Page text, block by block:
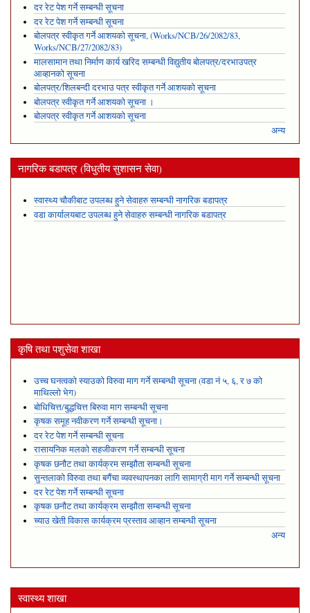
दर रेट पेश गर्ने सम्बन्धी सूचना
दर रेट पेश गर्ने सम्बन्धी सूचना
बोलपत्र स्वीकृत गर्ने आशयको सूचना, (Works/NCB/26/2082/83,
Works/NCB/27/2082/83)
मालसामान तथा निर्माण कार्य खरिद सम्बन्धी विद्युतीय बोलपत्र/दरभाउपत्र
आव्हानको सूचना
बोलपत्र/शिलबन्दी दरभाउ पत्र स्वीकृत गर्ने आशयको सूचना
बोलपत्र स्वीकृत गर्ने आशयको सूचना ।
बोलपत्र स्वीकृत गर्ने आशयको सूचना
अन्य
नागरिक बडापत्र (विधुतीय सुशासन सेवा)
स्वास्थ्य चौकीबाट उपलब्ध हुने सेवाहरु सम्बन्धी नागरिक बडापत्र
वडा कार्यालयबाट उपलब्ध हुने सेवाहरु सम्बन्धी नागरिक बडापत्र
कृषि तथा पशुसेवा शाखा
उच्च घनत्वको स्याउको विरुवा माग गर्ने सम्बन्धी सूचना (वडा नं ५, ६, र ७ को
माथिल्लो भेग)
बोधिचित्त/बुद्धचित्त बिरुवा माग सम्बन्धी सूचना
कृषक समूह नवीकरण गर्ने सम्बन्धी सूचना।
दर रेट पेश गर्ने सम्बन्धी सूचना
रासायनिक मलको सहजीकरण गर्ने सम्बन्धी सूचना
कृषक छनौट तथा कार्यक्रम सम्झौता सम्बन्धी सूचना
सुन्तलाको विरुवा तथा बगैंचा व्यवस्थापनका लागि सामाग्री माग गर्ने सम्बन्धी सूचना
दर रेट पेश गर्ने सम्बन्धी सूचना
कृषक छनौट तथा कार्यक्रम सम्झौता सम्बन्धी सूचना
च्याउ खेती विकास कार्यक्रम प्रस्ताव आव्हान सम्बन्धी सूचना
अन्य
स्वास्थ्य शाखा